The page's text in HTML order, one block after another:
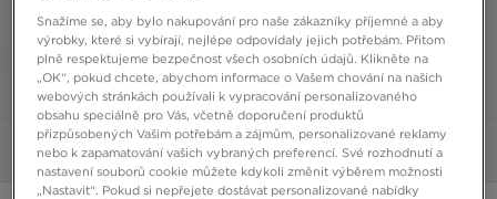
Obrázky 360°
Snažíme se, aby bylo nakupování pro naše zákazníky příjemné a aby
výrobky, které si vybírají, nejlépe odpovídaly jejich potřebám. Přitom
plně respektujeme bezpečnost všech osobních údajů. Klikněte na
„OK“, pokud chcete, abychom informace o Vašem chování na našich
webových stránkách používali k vypracování personalizovaného
obsahu speciálně pro Vás, včetně doporučení produktů
přizpůsobených Vašim potřebám a zájmům, personalizované reklamy
nebo k zapamatování vašich vybraných preferencí. Své rozhodnutí a
nastavení souborů cookie můžete kdykoli změnit výběrem možnosti
„Nastavit“. Pokud si nepřejete dostávat personalizované nabídky